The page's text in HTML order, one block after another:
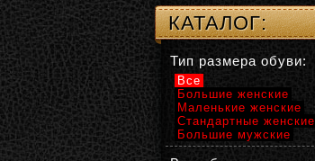
КАТАЛОГ:
Тип размера обуви:
Все
Большие женские
Маленькие женские
Стандартные женские
Большие мужские